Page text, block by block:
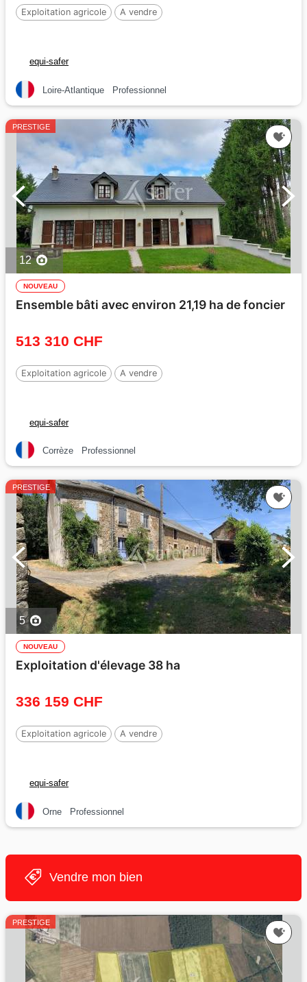
Exploitation agricole A vendre
equi-safer
Loire-Atlantique Professionnel
PRESTIGE
12
NOUVEAU
Ensemble bâti avec environ 21,19 ha de foncier
513 310 CHF
Exploitation agricole A vendre
equi-safer
Corrèze Professionnel
PRESTIGE
5
NOUVEAU
Exploitation d'élevage 38 ha
336 159 CHF
Exploitation agricole A vendre
equi-safer
Orne Professionnel
Vendre mon bien
PRESTIGE